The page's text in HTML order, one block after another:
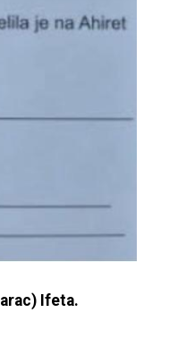
Ifeta.